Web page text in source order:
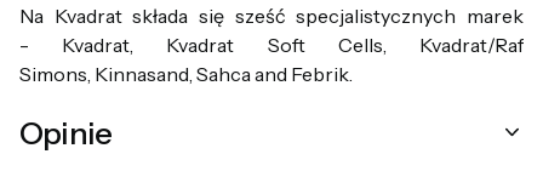
Na Kvadrat składa się sześć specjalistycznych marek
- Kvadrat, Kvadrat Soft Cells, Kvadrat/Raf
Simons, Kinnasand, Sahca and Febrik.
Opinie